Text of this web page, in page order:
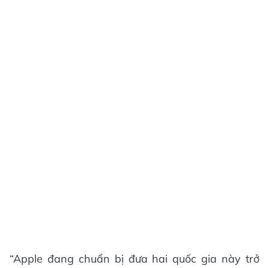
“Apple đang chuẩn bị đưa hai quốc gia này trở